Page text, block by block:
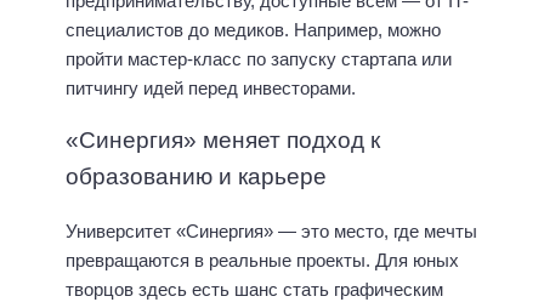
специалистов до медиков. Например, можно
пройти мастер-класс по запуску стартапа или
питчингу идей перед инвесторами.
«Синергия» меняет подход к
образованию и карьере
Университет «Синергия» — это место, где мечты
превращаются в реальные проекты. Для юных
творцов здесь есть шанс стать графическим